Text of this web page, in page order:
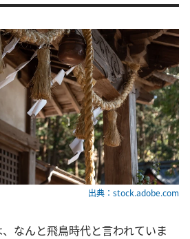
出典：stock.adobe.com
なんと飛鳥時代と言われていま